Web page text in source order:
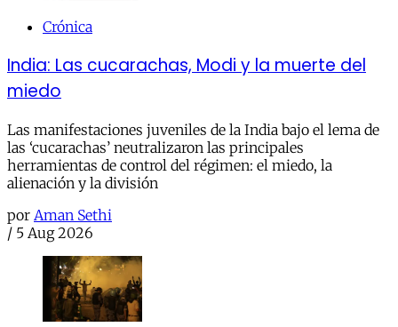
Crónica
India: Las cucarachas, Modi y la muerte del
miedo
Las manifestaciones juveniles de la India bajo el lema de
las ‘cucarachas’ neutralizaron las principales
herramientas de control del régimen: el miedo, la
alienación y la división
por Aman Sethi
/ 5 Aug 2026